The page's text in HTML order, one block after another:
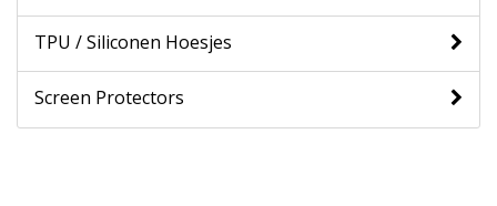
TPU / Siliconen Hoesjes
Screen Protectors